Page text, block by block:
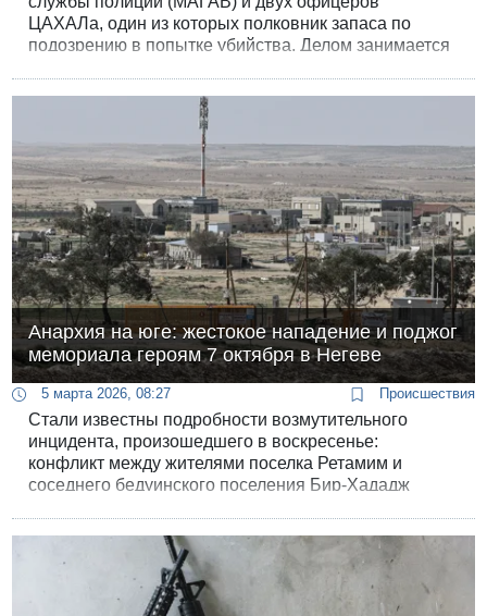
ЦАХАЛа, один из которых полковник запаса по
подозрению в попытке убийства. Делом занимается
Анархия на юге: жестокое нападение и поджог
мемориала героям 7 октября в Негеве
5 марта 2026, 08:27 Происшествия
Стали известны подробности возмутительного
инцидента, произошедшего в воскресенье:
конфликт между жителями поселка Ретамим и
соседнего бедуинского поселения Бир-Хададж
вмешательства сил полиции.